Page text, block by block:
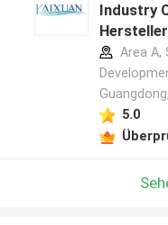
Industry
Area A,
5.0